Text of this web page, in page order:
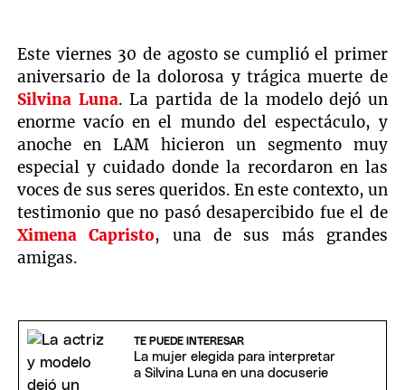
Este viernes 30 de agosto se cumplió el primer
aniversario de la dolorosa y trágica muerte de
Silvina Luna. La partida de la modelo dejó un
enorme vacío en el mundo del espectáculo, y
anoche en LAM hicieron un segmento muy
especial y cuidado donde la recordaron en las
voces de sus seres queridos. En este contexto, un
testimonio que no pasó desapercibido fue el de
Ximena Capristo, una de sus más grandes
amigas.
TE PUEDE INTERESAR
La mujer elegida para interpretar
a Silvina Luna en una docuserie